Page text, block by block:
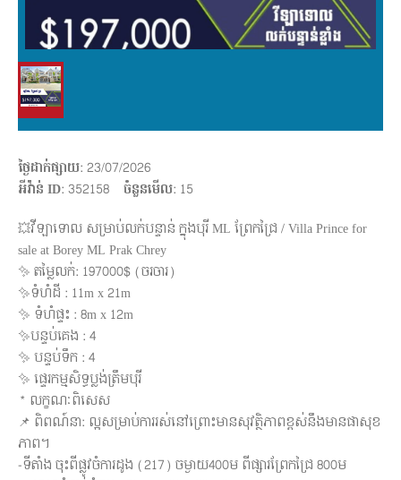
ថ្ងៃដាក់ផ្សាយ: 23/07/2026
អីវ៉ាន់ ID: 352158 ចំនួនមើល: 15
💥វីឡាទោល សម្រាប់លក់បន្ទាន់ ក្នុងបុរី ML ព្រែកជ្រៃ / Villa Prince for
sale at Borey ML Prak Chrey
✨ តម្លៃលក់: 197000$ (ចរចារ)
✨ទំហំដី : 11m x 21m
✨ ទំហំផ្ទះ : 8m x 12m
✨បន្ទប់គេង : 4
✨ បន្ទប់ទឹក : 4
✨ ផ្ទេរកម្មសិទ្ធប្លង់ត្រឹមបុរី
* លក្ខណៈពិសេស
📌 ពិពណ៍នា: ល្អសម្រាប់ការរស់នៅព្រោះមានសុវត្ថិភាពខ្ពស់នឹងមានផាសុខ
ភាព។
-ទីតាំង ចុះពីផ្លូវចំការដូង (217) ចម្ងាយ400ម ពីផ្សារព្រែកជ្រៃ 800ម